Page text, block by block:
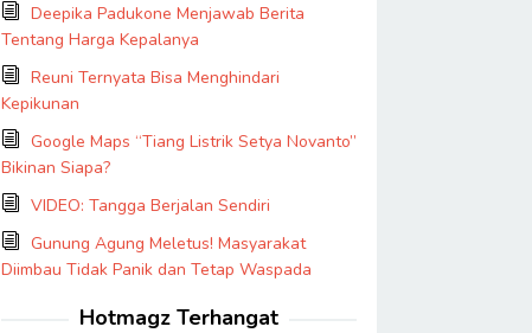
Deepika Padukone Menjawab Berita
Tentang Harga Kepalanya
Reuni Ternyata Bisa Menghindari
Kepikunan
Google Maps “Tiang Listrik Setya Novanto”
Bikinan Siapa?
VIDEO: Tangga Berjalan Sendiri
Gunung Agung Meletus! Masyarakat
Diimbau Tidak Panik dan Tetap Waspada
Hotmagz Terhangat